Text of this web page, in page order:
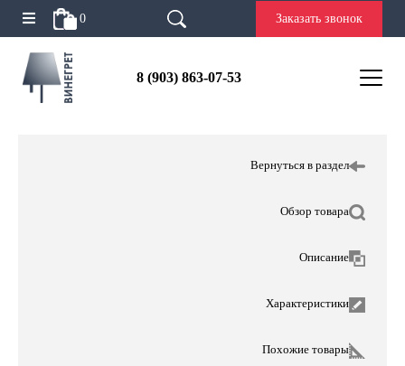
0 Заказать звонок
8 (903) 863-07-53
Вернуться в раздел
Обзор товара
Описание
Характеристики
Похожие товары